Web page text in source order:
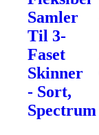
Samler
Til 3-
Faset
Skinner
- Sort,
Spectrum